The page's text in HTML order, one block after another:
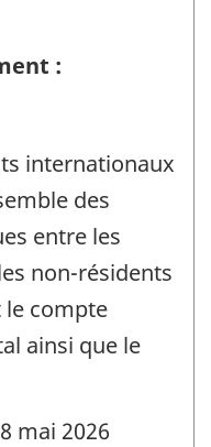
:
internationaux
des
entre les
non-résidents
le compte
ainsi que le
mai 2026